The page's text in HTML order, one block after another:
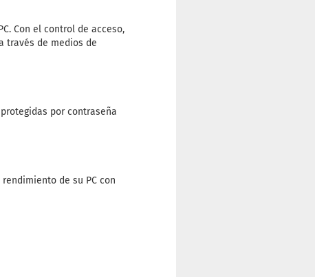
Con el control de acceso,
través de medios de
por contraseña
de su PC con